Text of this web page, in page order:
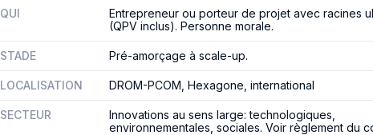
QUI
Entrepreneur ou porteur de projet avec racines
(QPV inclus). Personne morale.
STADE Pré-amorçage à scale-up.
LOCALISATION DROM-PCOM, Hexagone, international
SECTEUR
Innovations au sens large: technologiques,
environnementales, sociales. Voir règlement du